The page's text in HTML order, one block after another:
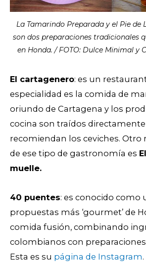
La Tamarindo Preparada y el Pie de
son dos preparaciones tradicionales
en Honda. / FOTO: Dulce Minimal y
El cartagenero: es un
especialidad es la comida de
oriundo de Cartagena y los
cocina son traídos directamente
recomiendan los ceviches. Otro
de ese tipo de gastronomía es
muelle.
40 puentes: es conocido como
propuestas más ‘gourmet’ de
comida fusión, combinando
colombianos con preparaciones
Esta es su página de Instagram.